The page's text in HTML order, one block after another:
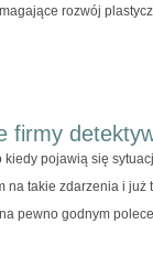
rozwój
firmy
kiedy pojawią się
na takie zdarzenia i
pewno godnym